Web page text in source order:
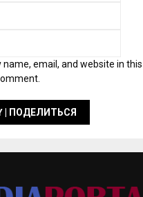
name, email, and website in